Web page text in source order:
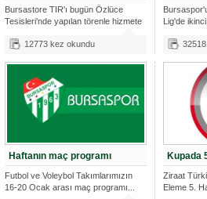
Bursastore TIR'ı bugün Özlüce
Tesisleri'nde yapılan törenle hizmete
12773 kez okundu
Lig'de ikinci
Haftanın maç programı
Futbol ve Voleybol Takımlarımızın
16-20 Ocak arası maç programı...
Kupada
Ziraat
Eleme 5.